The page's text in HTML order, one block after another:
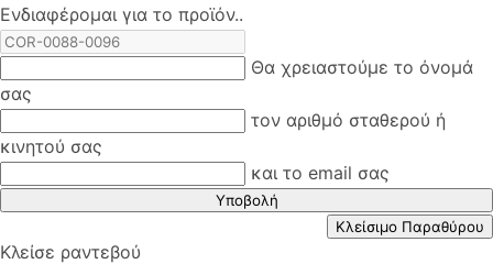
Ενδιαφέρομαι για το προϊόν..
Θα χρειαστούμε το όνομά
σας
τον αριθμό σταθερού ή
κινητού σας
και το email σας
Υποβολή
Κλείσιμο Παραθύρου
Κλείσε ραντεβού